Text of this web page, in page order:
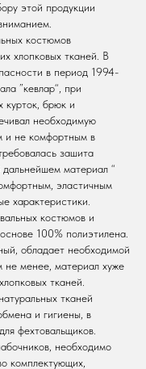
этой продукции
костюмов
хлопковых тканей. В
в период 1994-
”кевлар“, при
курток, брюк и
необходимую
и не комфортным в
зашита
дальнейшем материал “
эластичным
характеристики.
костюмов и
100% полиэтилена.
обладает необходимой
менее, материал хуже
тканей.
тканей
и гигиены, в
фехтовальщиков.
необходимо
комплектующих,